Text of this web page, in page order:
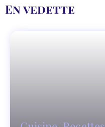
En vedette